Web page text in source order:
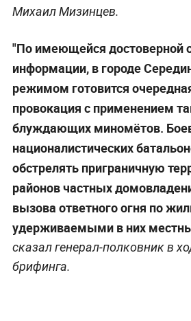
Михаил Мизинцев.
"По имеющейся достоверной
информации, в городе
режимом готовится
провокация с применением
блуждающих миномётов.
националистических
обстрелять приграничную
районов частных
вызова ответного огня по
удерживаемыми в них
сказал генерал-полковник в
брифинга.